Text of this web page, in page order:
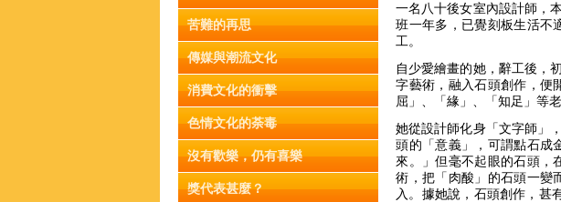
苦難的再思
傳媒與潮流文化
消費文化的衝擊
色情文化的荼毒
沒有歡樂，仍有喜樂
獎代表甚麼？
一名八十後女室內設計師，
班一年多，已覺刻板生活不
工。
自少愛繪畫的她，辭工後，
字藝術，融入石頭創作，便
屈」、「緣」、「知足」等
她從設計師化身「文字師」
頭的「意義」，可謂點石成
來。」但毫不起眼的石頭，
術，把「肉酸」的石頭一變
入。據她說，石頭創作，甚